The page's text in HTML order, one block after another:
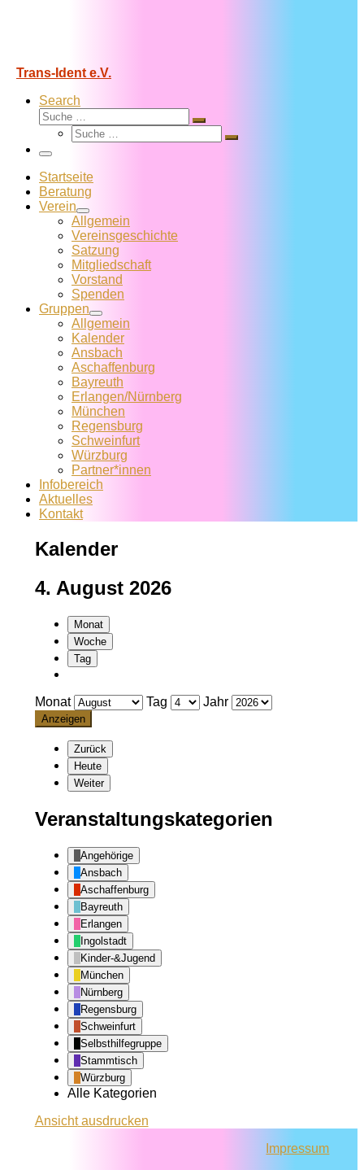
Trans-Ident e.V.
Search
Suche
Suche
Suche
Suche
Menü
Startseite
Beratung
Verein
Allgemein
Vereins­geschichte
Satzung
Mitglied­schaft
Vorstand
Spenden
Gruppen
Allgemein
Kalender
Ansbach
Aschaffenburg
Bayreuth
Erlangen/Nürnberg
München
Regensburg
Schweinfurt
Würzburg
Partner*innen
Infobereich
Aktuelles
Kontakt
Kalender
4. August 2026
Monat
Woche
Tag
Monat Tag Jahr
Zurück
Heute
Weiter
Veranstaltungskategorien
Angehörige
Ansbach
Aschaffenburg
Bayreuth
Erlangen
Ingolstadt
Kinder-&Jugend
München
Nürnberg
Regensburg
Schweinfurt
Selbsthilfegruppe
Stammtisch
Würzburg
Alle Kategorien
Ansichtausdrucken
Impressum